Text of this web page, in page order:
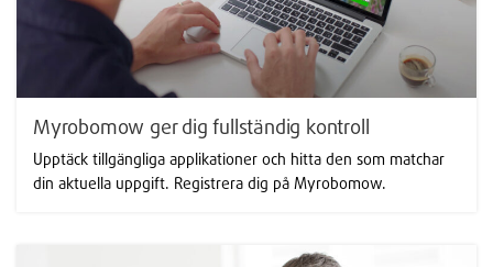
Myrobomow ger dig fullständig kontroll
Upptäck tillgängliga applikationer och hitta den som matchar
din aktuella uppgift. Registrera dig på Myrobomow.